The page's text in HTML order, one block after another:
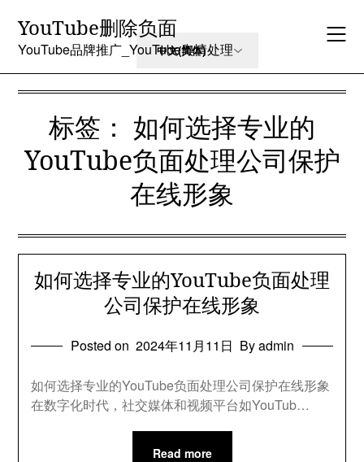
content
YouTube删除负面
YouTube品牌推广_YouTube舆情处理
标签： 如何选择专业的
YouTube负面处理公司保护
在线形象
如何选择专业的YouTube负面处理
公司保护在线形象
Posted on 2024年11月11日 By admin
如何选择专业的YouTube负面处理公司保护在线形象
在数字化时代，社交媒体和视频平台如YouTub…
Read more